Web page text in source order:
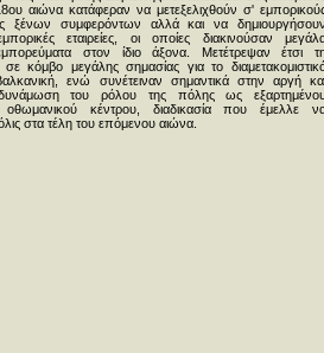
αιώνα κατάφεραν να μετεξελιχθούν σ'
ξένων συμφερόντων αλλά και να
εταιρείες, οι οποίες διακινούσαν
στον ίδιο άξονα. Mετέτρεψαν έτσι
κόμβο μεγάλης σημασίας για το
ενώ συνέτειναν σημαντικά στην αργή
του ρόλου της πόλης ως
οθωμανικού κέντρου, διαδικασία που έμελλε
στα τέλη του επόμενου αιώνα.